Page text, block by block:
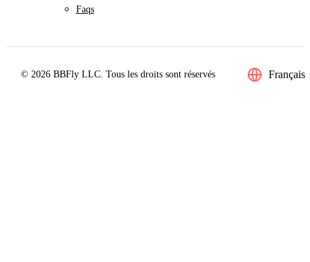
Faqs
© 2026 BBFly LLC. Tous les droits sont réservés Français